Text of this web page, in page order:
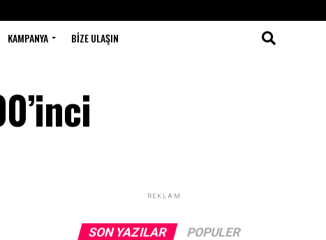
KAMPANYA BIZE ULAŞIN
REKLAM
SON YAZILAR
POPULER